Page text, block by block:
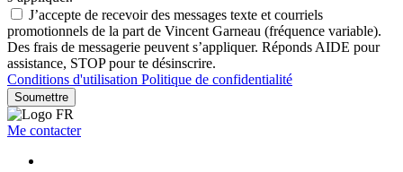
J’accepte de recevoir des messages texte et courriels
promotionnels de la part de Vincent Garneau (fréquence variable).
Des frais de messagerie peuvent s’appliquer. Réponds AIDE pour
assistance, STOP pour te désinscrire.
Conditions d'utilisation Politique de confidentialité
Soumettre
Me contacter